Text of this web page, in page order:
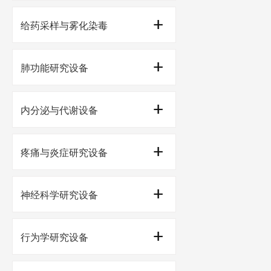
实验动物呼吸机
实验动物监护仪
血流动力学
给药采样与雾化染毒
给药与采样
雾化染毒设备
肺功能研究设备
肺功能测量系统
呼吸和肺功能造模
内分泌与代谢设备
代谢测量
代谢监控
疼痛与炎症研究设备
机械痛研究
冷热痛研究
神经科学研究设备
脑立体定位仪及配件
行为学研究设备